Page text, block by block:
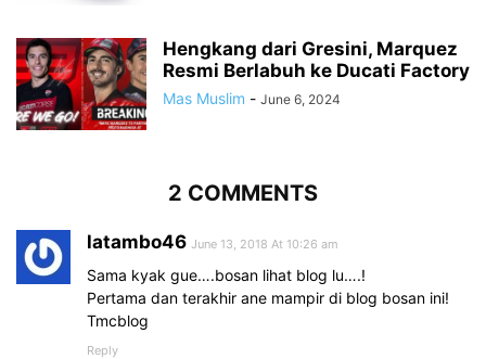
Hengkang dari Gresini, Marquez
Resmi Berlabuh ke Ducati Factory
Mas Muslim - June 6, 2024
2 COMMENTS
latambo46 June 13, 2018 At 10:26 am
Sama kyak gue….bosan lihat blog lu….!
Pertama dan terakhir ane mampir di blog bosan ini!
Tmcblog
Reply